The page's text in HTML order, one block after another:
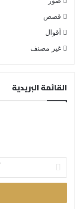
قصص
أقوال
غير مصنف
القائمة البريدية
خ
ب